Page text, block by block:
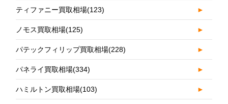
ティファニー買取相場(123) ►
ノモス買取相場(125) ►
パテックフィリップ買取相場(228) ►
パネライ買取相場(334) ►
ハミルトン買取相場(103) ►